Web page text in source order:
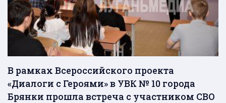
В рамках Всероссийского проекта
«Диалоги с Героями» в УВК № 10 города
Брянки прошла встреча с участником СВО